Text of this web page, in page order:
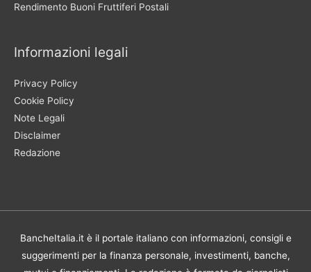
Rendimento Buoni Fruttiferi Postali
Informazioni legali
Privacy Policy
Cookie Policy
Note Legali
Disclaimer
Redazione
BancheItalia.it è il portale italiano con informazioni, consigli e
suggerimenti per la finanza personale, investimenti, banche,